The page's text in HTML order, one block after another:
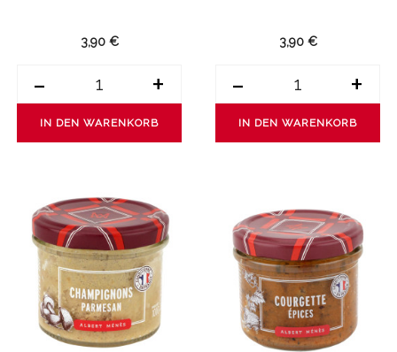
3,90 €
- +
IN DEN WARENKORB
3,90 €
- +
IN DEN WARENKORB